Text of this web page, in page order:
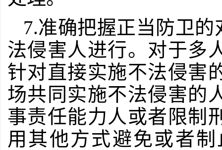
7.准确把握正当防卫
法侵害人进行。对于多
针对直接实施不法侵害
场共同实施不法侵害的
事责任能力人或者限制
用其他方式避免或者